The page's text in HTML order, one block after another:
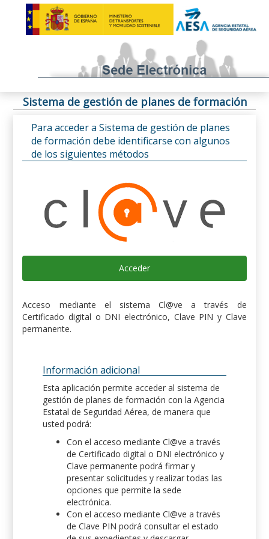
Sistema de gestión de planes de formación
Para acceder a Sistema de gestión de planes
de formación debe identificarse con algunos
de los siguientes métodos
Acceder
Acceso mediante el sistema Cl@ve a través de
Certificado digital o DNI electrónico, Clave PIN y Clave
permanente.
Información adicional
Esta aplicación permite acceder al sistema de
gestión de planes de formación con la Agencia
Estatal de Seguridad Aérea, de manera que
usted podrá:
Con el acceso mediante Cl@ve a través
de Certificado digital o DNI electrónico y
Clave permanente podrá firmar y
presentar solicitudes y realizar todas las
opciones que permite la sede
electrónica.
Con el acceso mediante Cl@ve a través
de Clave PIN podrá consultar el estado